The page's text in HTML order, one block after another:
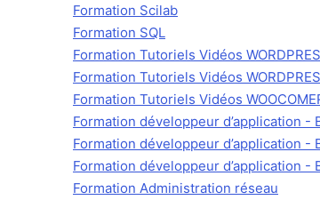
Formation Scilab
Formation SQL
Formation Tutoriels Vidéos
Formation Tutoriels Vidéos
Formation Tutoriels Vidéos
Formation développeur d’application -
Formation développeur d’application -
Formation développeur d’application -
Formation Administration réseau